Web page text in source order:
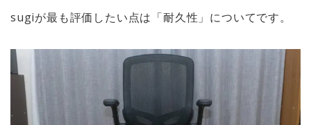
sugiが最も評価したい点は「耐久性」についてです。